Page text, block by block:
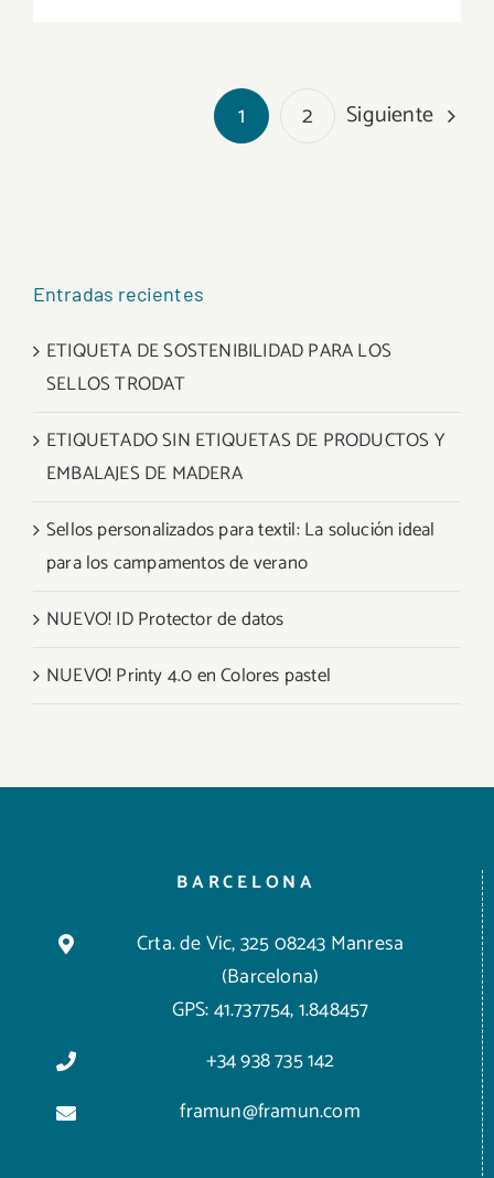
1 2 Siguiente
Entradas recientes
ETIQUETA DE SOSTENIBILIDAD PARA LOS
SELLOS TRODAT
ETIQUETADO SIN ETIQUETAS DE PRODUCTOS Y
EMBALAJES DE MADERA
Sellos personalizados para textil: La solución ideal
para los campamentos de verano
NUEVO! ID Protector de datos
NUEVO! Printy 4.0 en Colores pastel
BARCELONA
Crta. de Vic, 325 08243 Manresa
(Barcelona)
GPS: 41.737754, 1.848457
+34 938 735 142
framun@framun.com